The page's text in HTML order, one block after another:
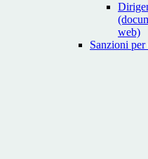
web)
Sanzioni